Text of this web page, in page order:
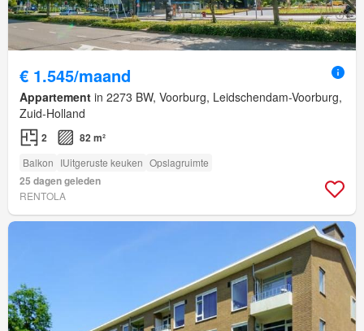
€ 1.545/maand
Appartement in 2273 BW, Voorburg, Leidschendam-Voorburg,
Zuid-Holland
2 82 m²
Balkon IUitgeruste keuken Opslagruimte
25 dagen geleden
RENTOLA